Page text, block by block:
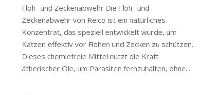
Floh- und Zeckenabwehr Die Floh- und
Zeckenabwehr von Reico ist ein natürliches
Konzentrat, das speziell entwickelt wurde, um
Katzen effektiv vor Flöhen und Zecken zu schützen.
Dieses chemiefreie Mittel nutzt die Kraft
ätherischer Öle, um Parasiten fernzuhalten, ohne...